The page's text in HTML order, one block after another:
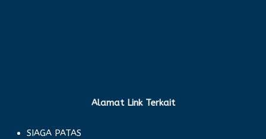
Alamat Link Terkait
SIAGA PATAS